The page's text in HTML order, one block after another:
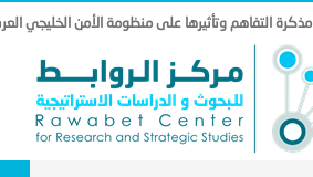
مذكرة التفاهم وتأثيرها على منظومة الأمن الخليجي